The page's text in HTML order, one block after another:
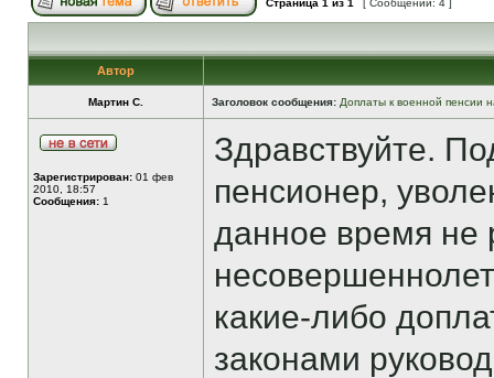
Страница 1 из 1 [ Сообщений: 4 ]
Автор
Мартин С. Заголовок сообщения: Доплаты к военной пенсии
Зарегистрирован: 01 фев
2010, 18:57
Сообщения: 1
Здравствуйте.
пенсионер,
данное время
какие-либо
законами